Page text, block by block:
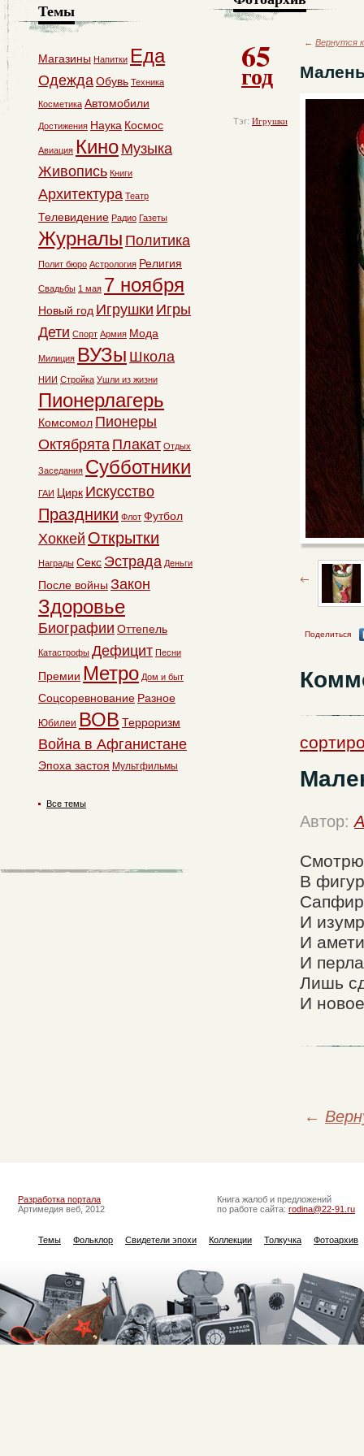
65
год
Тэг: Игрушки
← Вернутся
Поделиться
Автор:
Смотрю
В
И
И
И
Лишь
И
←
Темы
Магазины Напитки Еда
ОдеждаОбувь Техника
Косметика Автомобили
Достижения Наука Космос
Авиация Кино Музыка
Живопись Книги
Архитектура Театр
Телевидение Радио Газеты
Журналы Политика
Полит бюро Астрология Религия
Свадьбы 1 мая 7 ноября
Новый год Игрушки Игры
Дети Спорт Армия Мода
Милиция ВУЗы Школа
НИИ Стройка Ушли из жизни
Пионерлагерь
Комсомол Пионеры
Октябрята Плакат Отдых
Заседания Субботники
ГАИ Цирк Искусство
Праздники Флот Футбол
Хоккей Открытки
Награды Секс Эстрада Деньги
После войны Закон
Здоровье
Биографии Оттепель
Катастрофы Дефицит Песни
Премии Метро Дом и быт
Соцсоревнование Разное
Юбилеи ВОВ Терроризм
Война в Афганистане
Эпоха застоя Мультфильмы
Все темы
Разработка портала
Артимедия веб, 2012
Книга жалоб и предложений
по работе сайта: rodina@22-91.ru
Темы Фольклор Свидетели эпохи Коллекции Толкучка Фотоархив